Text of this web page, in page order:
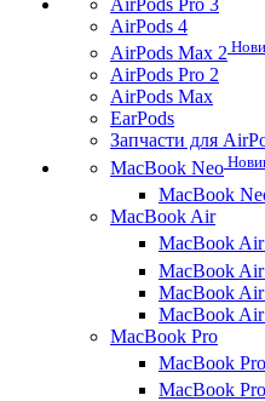
AirPods Pro 3
AirPods 4
AirPods Max 2
AirPods Pro 2
AirPods Max
EarPods
Запчасти для
MacBook Neo
MacBook
MacBook Air
MacBook
MacBook
MacBook
MacBook
MacBook Pro
MacBook
MacBook